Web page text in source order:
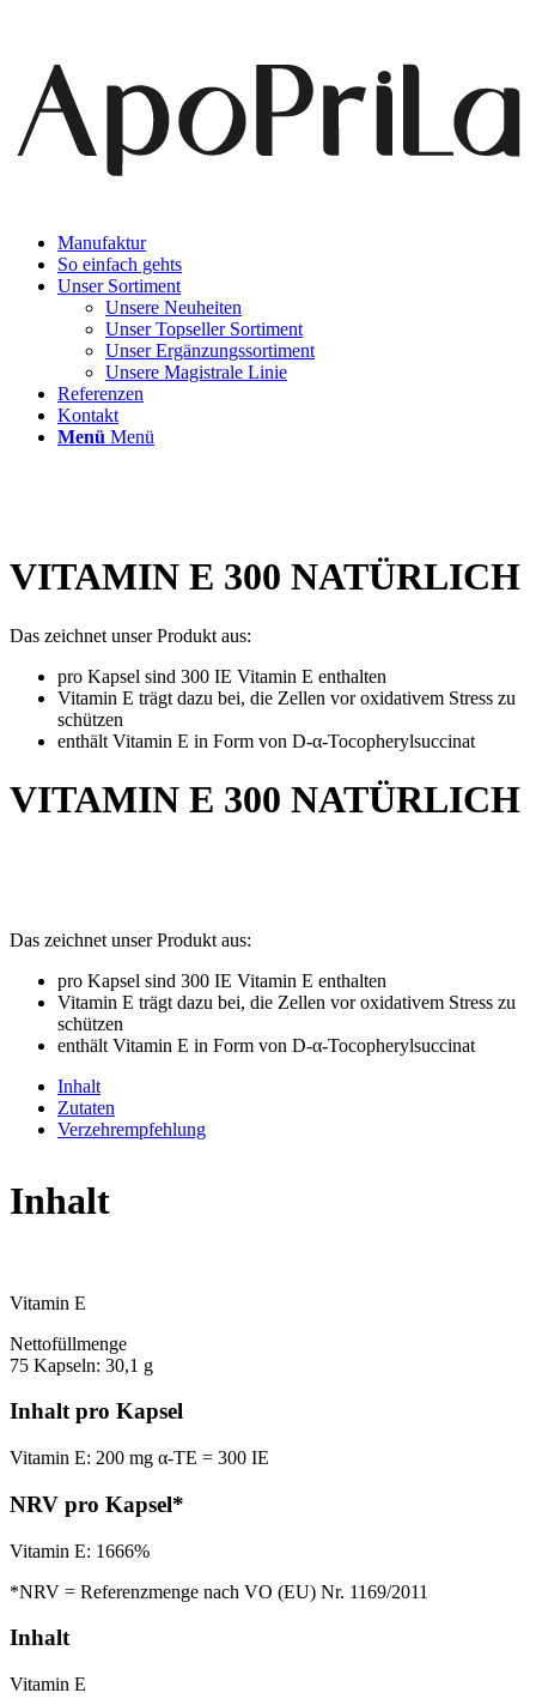
Manufaktur
So einfach gehts
Unser Sortiment
Unsere Neuheiten
Unser Topseller Sortiment
Unser Ergänzungssortiment
Unsere Magistrale Linie
Referenzen
Kontakt
Menü Menü
VITAMIN E 300 NATÜRLICH
Das zeichnet unser Produkt aus:
pro Kapsel sind 300 IE Vitamin E enthalten
Vitamin E trägt dazu bei, die Zellen vor oxidativem Stress zu
schützen
enthält Vitamin E in Form von D-α-Tocopherylsuccinat
VITAMIN E 300 NATÜRLICH
Das zeichnet unser Produkt aus:
pro Kapsel sind 300 IE Vitamin E enthalten
Vitamin E trägt dazu bei, die Zellen vor oxidativem Stress zu
schützen
enthält Vitamin E in Form von D-α-Tocopherylsuccinat
Inhalt
Zutaten
Verzehrempfehlung
Inhalt
Vitamin E
Nettofüllmenge
75 Kapseln: 30,1 g
Inhalt pro Kapsel
Vitamin E: 200 mg α-TE = 300 IE
NRV pro Kapsel*
Vitamin E: 1666%
*NRV = Referenzmenge nach VO (EU) Nr. 1169/2011
Inhalt
Vitamin E